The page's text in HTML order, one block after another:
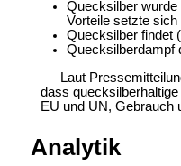
Quecksilber
Vorteile setzte
Quecksilber findet
Quecksilberdampf
Laut
dass
EU und UN, Gebrauch
Analytik